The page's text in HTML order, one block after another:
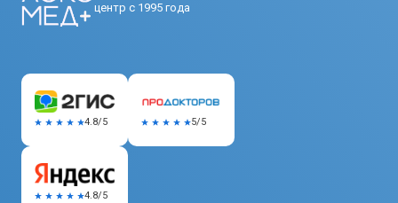
центр с 1995 года
4.8/5 5/5
4.8/5